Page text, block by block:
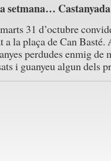
setmana…
31 d’octubre
a la plaça de Can
perdudes enmig
i guanyeu algun dels